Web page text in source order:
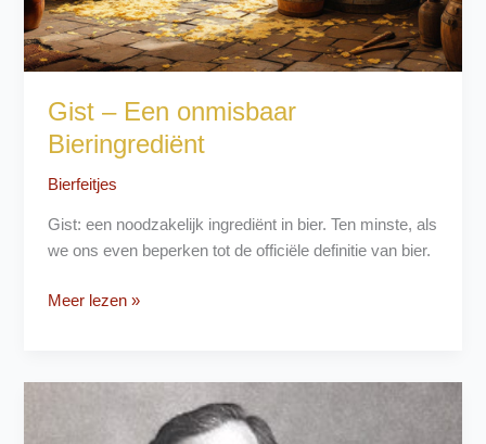
Gist – Een onmisbaar
Bieringrediënt
Bierfeitjes
Gist: een noodzakelijk ingrediënt in bier. Ten minste, als
we ons even beperken tot de officiële definitie van bier.
Gist
onmisbaar
Meer lezen »